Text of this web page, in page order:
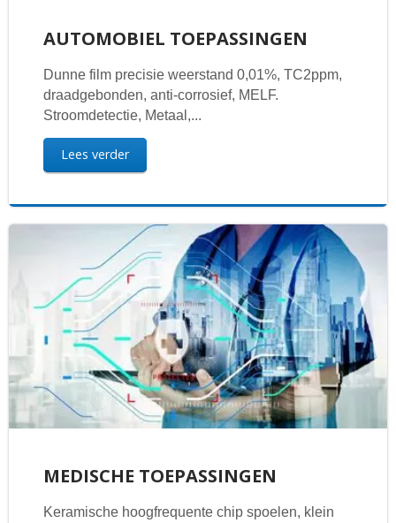
AUTOMOBIEL TOEPASSINGEN
Dunne film precisie weerstand 0,01%, TC2ppm,
draadgebonden, anti-corrosief, MELF.
Stroomdetectie, Metaal,...
Lees verder
MEDISCHE TOEPASSINGEN
Keramische hoogfrequente chip spoelen, klein